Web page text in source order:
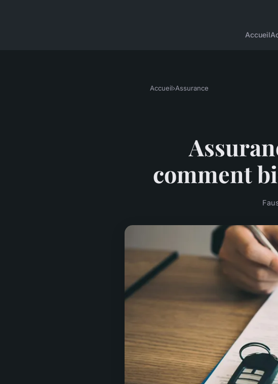
Accueil
Accueil›Assurance
comment